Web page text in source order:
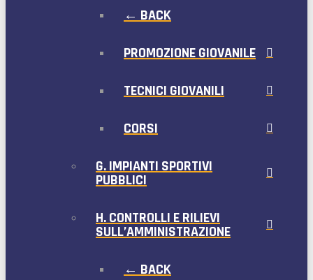
← BACK
PROMOZIONE GIOVANILE
TECNICI GIOVANILI
CORSI
G. IMPIANTI SPORTIVI
PUBBLICI
H. CONTROLLI E RILIEVI
SULL’AMMINISTRAZIONE
← BACK